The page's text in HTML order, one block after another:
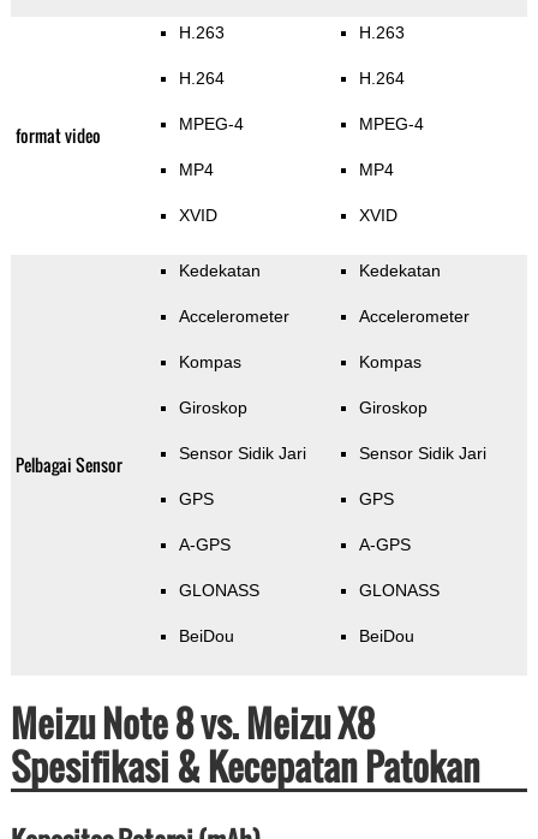
format video
H.263
H.264
MPEG-4
MP4
XVID
H.263
H.264
MPEG-4
MP4
XVID
Pelbagai Sensor
Kedekatan
Accelerometer
Kompas
Giroskop
Sensor Sidik Jari
GPS
A-GPS
GLONASS
BeiDou
Kedekatan
Accelerometer
Kompas
Giroskop
Sensor Sidik Jari
GPS
A-GPS
GLONASS
BeiDou
Meizu Note 8 vs. Meizu X8
Spesifikasi & Kecepatan Patokan